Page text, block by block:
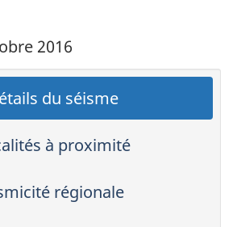
2016
du séisme
à proximité
régionale